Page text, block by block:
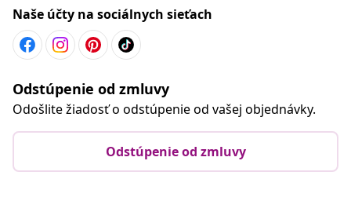
Naše účty na sociálnych sieťach
Odstúpenie od zmluvy
Odošlite žiadosť o odstúpenie od vašej objednávky.
Odstúpenie od zmluvy